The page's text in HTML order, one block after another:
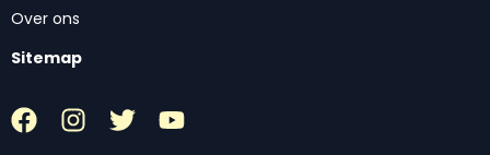
Over ons
Sitemap